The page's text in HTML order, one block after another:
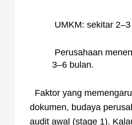
UMKM: sekitar
Perusahaan
3–6 bulan.
Faktor yang
dokumen, budaya
audit awal (stage 1).